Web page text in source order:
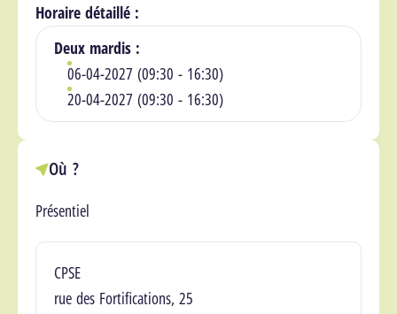
Horaire détaillé :
Deux mardis :
06-04-2027 (09:30 - 16:30)
20-04-2027 (09:30 - 16:30)
Où ?
Présentiel
Lieu(x)
CPSE
rue des Fortifications, 25